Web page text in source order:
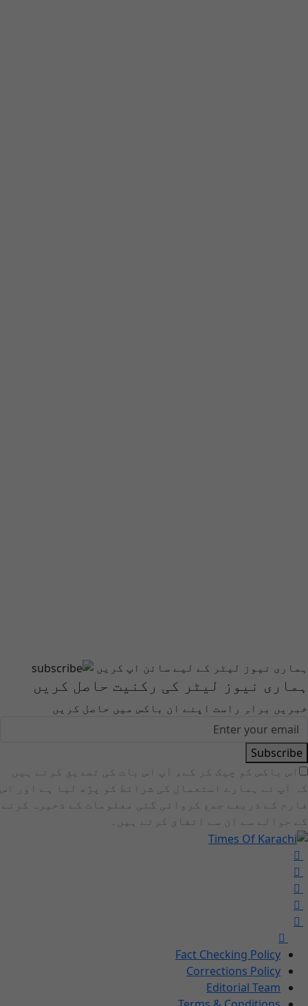
ہماری نیوز لیٹر کے لیے سائن اپ کریں
ہماری نیوز لیٹر کی رکنیت حاصل کریں
خبریں براہِ راست اپنے ان باکس میں حاصل کریں
Subscribe
اس باکس کو چیک کر کے، آپ اس بات کی تصدیق کرتے ہیں
کہ آپ نے ہمارے استعمال کی شرائط کو پڑھ لیا ہے اور اس
فارم کے ذریعے جمع کروائی گئی معلومات کے ذخیرہ کرنے
کے حوالے سے ان سے اتفاق کرتے ہیں۔
Fact Checking Policy
Corrections Policy
Editorial Team